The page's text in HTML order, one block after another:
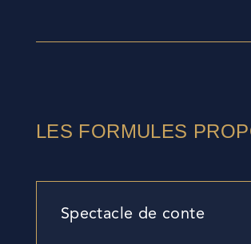
LES FORMULES
Spectacle de conte